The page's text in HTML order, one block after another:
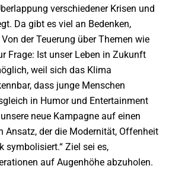
verschiedener Krisen und
Da gibt es viel an Bedenken,
der Teuerung über Themen wie
Frage: Ist unser Leben in Zukunft
weil sich das Klima
dass junge Menschen
in Humor und Entertainment
neue Kampagne auf einen
Ansatz, der die Modernität, Offenheit
symbolisiert.“ Ziel sei es,
auf Augenhöhe abzuholen.